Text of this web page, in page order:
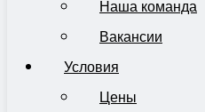
Наша команда
Вакансии
Условия
Цены